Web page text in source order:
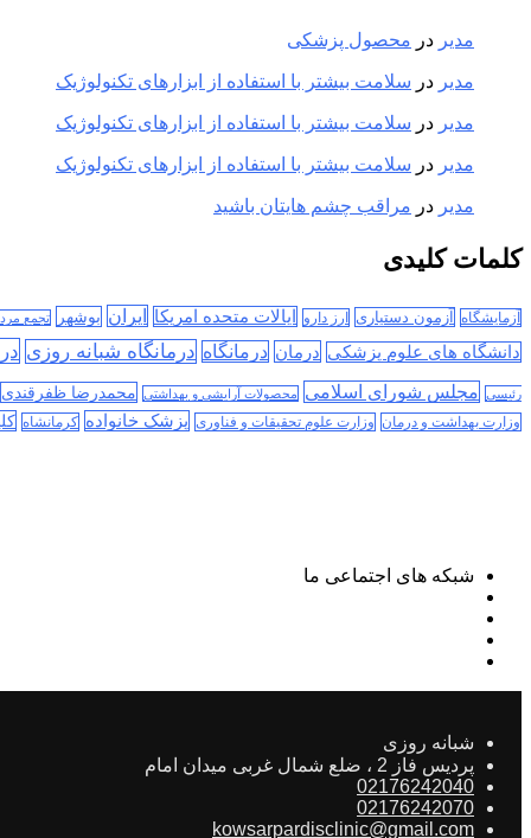
مدیر در محصول پزشکی
مدیر در سلامت بیشتر با استفاده از ابزارهای تکنولوژیک
مدیر در سلامت بیشتر با استفاده از ابزارهای تکنولوژیک
مدیر در سلامت بیشتر با استفاده از ابزارهای تکنولوژیک
مدیر در مراقب چشم هایتان باشید
کلمات کلیدی
آزمایشگاه آزمون دستیاری ارز دارو ایالات متحده امریکا ایران بوشهر تجمع
دانشگاه های علوم پزشکی درمان درمانگاه درمانگاه شبانه روزی
رئیسی مجلس شورای اسلامی محصولات آرایشی و بهداشتی محمدرضا ظفرقندی
وزارت بهداشت و درمان وزارت علوم تحقیقات و فناوری پزشک خانواده کرمانشاه
شبکه های اجتماعی ما
شبانه روزی
پردیس فاز 2 ، ضلع شمال غربی میدان امام
02176242040
02176242070
kowsarpardisclinic@gmail.com